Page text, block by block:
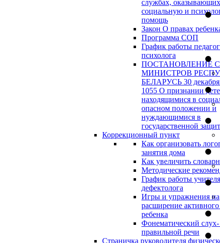
службах, оказывающих
социальную и
помощь
Закон О правах
Программа СОП
График работы
психолога
ПОСТАНОВЛЕНИЕ
МИНИСТРОВ
БЕЛАРУСЬ 30
1055 О признании
находящимися в
опасном положении и
нуждающимися в
государственной
Коррекционный пункт
Как организовать
занятия дома
Как увеличить
Методические
График работы
дефектолога
Игры и упражнения на
расширение активного
ребенка
Фонематический слух-
правильной речи
Страничка руководителя